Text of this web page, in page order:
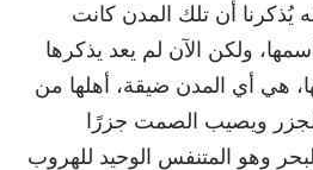
يُذكرنا أن تلك المدن كانت
ولكن الآن لم يعد يذكرها
هي أي المدن ضيقة، أهلها من
ويصيب الصمت جزرًا
وهو المتنفس الوحيد للهروب